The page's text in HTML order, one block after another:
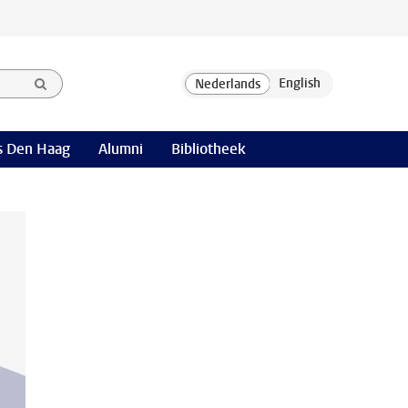
Den Haag Alumni Bibliotheek